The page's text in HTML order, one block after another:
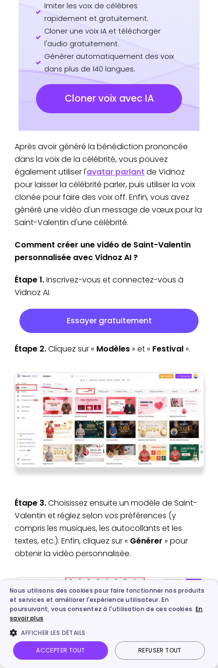
Imiter les voix de célèbres
rapidement et gratuitement.
Cloner une voix IA et télécharger
l'audio gratuitement.
Générer automatiquement des voix
dans plus de 140 langues.
Cloner voix avec IA
Après avoir généré la bénédiction prononcée
dans la voix de la célébrité, vous pouvez
également utiliser l'avatar parlant de Vidnoz
pour laisser la célébrité parler, puis utiliser la voix
clonée pour faire des voix off. Enfin, vous avez
généré une vidéo d'un message de vœux pour la
Saint-Valentin d'une célébrité.
Comment créer une vidéo de Saint-Valentin
personnalisée avec Vidnoz AI ?
Étape 1.Inscrivez-vous et connectez-vous à
Vidnoz AI.
Essayer gratuitement
Étape 2.Cliquez sur « Modèles » et « Festival ».
Étape 3.Choisissez ensuite un modèle de Saint-
Valentin et réglez selon vos préférences (y
compris les musiques, les autocollants et les
textes, etc.). Enfin, cliquez sur « Générer » pour
obtenir la vidéo personnalisée.
Nous utilisons des cookies pour faire fonctionner nos produits
et services et améliorer l'expérience utilisateur. En
poursuivant, vous consentez à l'utilisation de ces cookies. En
savoir plus
AFFICHER LES DÉTAILS
ACCEPTER TOUT REFUSER TOUT